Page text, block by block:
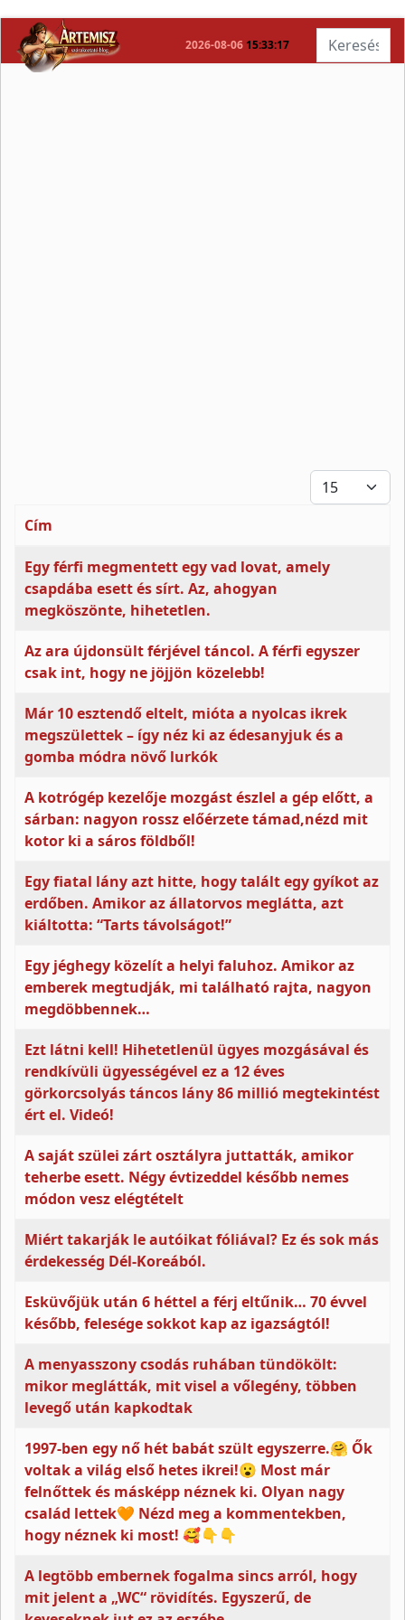
2026-08-06 15:33:17 Keresés...
Tételek #
Cím
Egy férfi megmentett egy vad lovat, amely
csapdába esett és sírt. Az, ahogyan
megköszönte, hihetetlen.
Az ara újdonsült férjével táncol. A férfi egyszer
csak int, hogy ne jöjjön közelebb!
Már 10 esztendő eltelt, mióta a nyolcas ikrek
megszülettek – így néz ki az édesanyjuk és a
gomba módra növő lurkók
A kotrógép kezelője mozgást észlel a gép előtt, a
sárban: nagyon rossz előérzete támad,nézd mit
kotor ki a sáros földből!
Egy fiatal lány azt hitte, hogy talált egy gyíkot az
erdőben. Amikor az állatorvos meglátta, azt
kiáltotta: “Tarts távolságot!”
Egy jéghegy közelít a helyi faluhoz. Amikor az
emberek megtudják, mi található rajta, nagyon
megdöbbennek…
Ezt látni kell! Hihetetlenül ügyes mozgásával és
rendkívüli ügyességével ez a 12 éves
görkorcsolyás táncos lány 86 millió megtekintést
ért el. Videó!
A saját szülei zárt osztályra juttatták, amikor
teherbe esett. Négy évtizeddel később nemes
módon vesz elégtételt
Miért takarják le autóikat fóliával? Ez és sok más
érdekesség Dél-Koreából.
Esküvőjük után 6 héttel a férj eltűnik… 70 évvel
később, felesége sokkot kap az igazságtól!
A menyasszony csodás ruhában tündökölt:
mikor meglátták, mit visel a vőlegény, többen
levegő után kapkodtak
1997-ben egy nő hét babát szült egyszerre.🤗 Ők
voltak a világ első hetes ikrei!😮 Most már
felnőttek és másképp néznek ki. Olyan nagy
család lettek🧡 Nézd meg a kommentekben,
hogy néznek ki most! 🥰👇👇
A legtöbb embernek fogalma sincs arról, hogy
mit jelent a „WC“ rövidítés. Egyszerű, de